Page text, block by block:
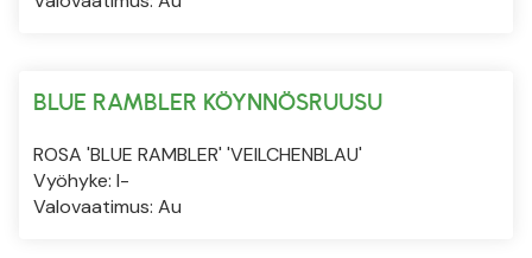
BLUE RAMBLER KÖYNNÖSRUUSU
ROSA 'BLUE RAMBLER' 'VEILCHENBLAU'
Vyöhyke: I-
Valovaatimus: Au